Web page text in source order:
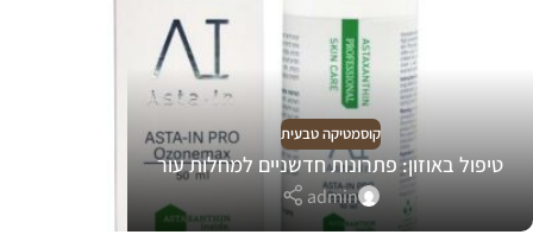
קוסמטיקה טבעית
טיפול באוזון: פתרונות חדשניים למחלות עור
admin